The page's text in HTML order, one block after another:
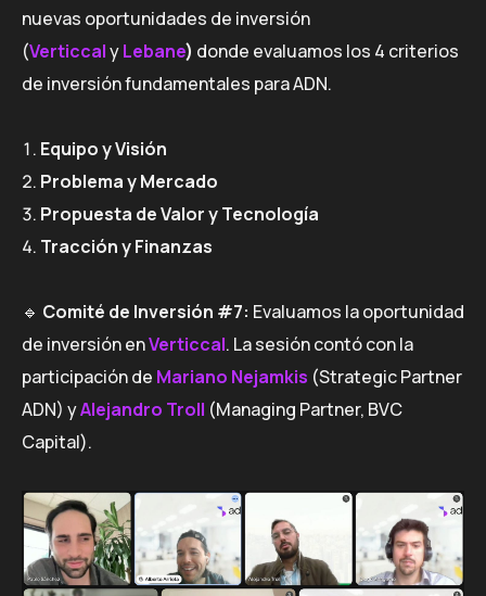
nuevas oportunidades de inversión
(VerticcalyLebane) donde evaluamos los 4 criterios
de inversión fundamentales para ADN.
Equipo y Visión
Problema y Mercado
Propuesta de Valor y Tecnología
Tracción y Finanzas
🔹 Comité de Inversión #7: Evaluamos la oportunidad
de inversión enVerticcal. La sesión contó con la
participación de Mariano Nejamkis (Strategic Partner
ADN) yAlejandro Troll (Managing Partner, BVC
Capital).